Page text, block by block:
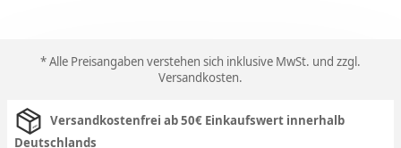
* Alle Preisangaben verstehen sich inklusive MwSt. und zzgl.
Versandkosten.
Versandkostenfrei ab 50€ Einkaufswert innerhalb
Deutschlands